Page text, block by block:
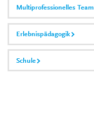
Multiprofessionelles Team
Erlebnispädagogik
Schule